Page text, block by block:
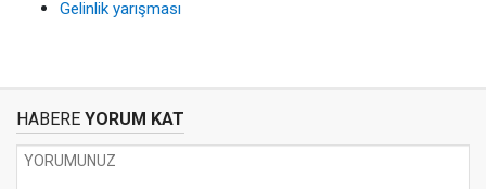
Gelinlik yarışması
HABERE YORUM KAT